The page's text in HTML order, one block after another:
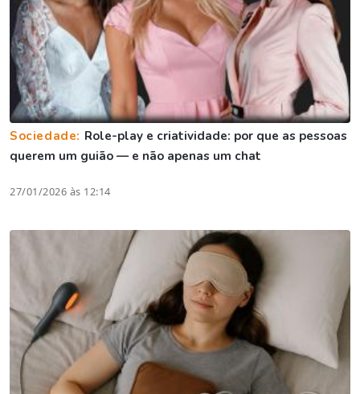
Sociedade: Role-play e criatividade: por que as pessoas
querem um guião — e não apenas um chat
27/01/2026 às 12:14